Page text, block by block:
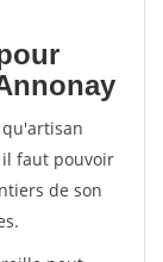
il faut pouvoir
de son